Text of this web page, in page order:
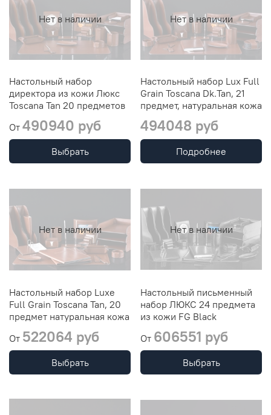
Нет в наличии
Настольный набор
директора из кожи Люкс
Toscana Таn 20 предметов
От 490940 руб
Выбрать
Нет в наличии
Настольный набор Lux Full
Grain Toscana Dk.Таn, 21
предмет, натуральная кожа
494048 руб
Подробнее
Нет в наличии
Настольный набор Luxe
Full Grain Toscana Таn, 20
предмет натуральная кожа
От 522064 руб
Выбрать
Нет в наличии
Настольный письменный
набор ЛЮКС 24 предмета
из кожи FG Black
От 606551 руб
Выбрать